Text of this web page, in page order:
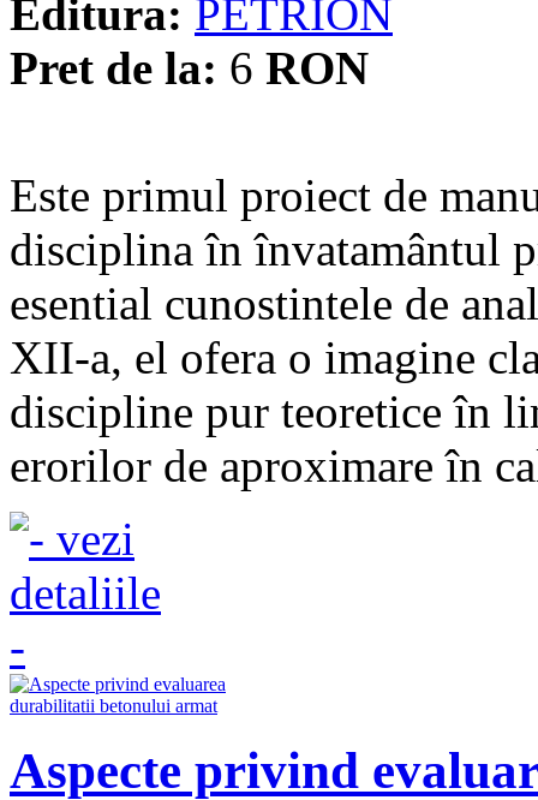
Editura: PETRION
Pret de la: 6 RON
Este primul proiect de
disciplina în învatamântul
esential cunostintele de
XII-a, el ofera o imagine
discipline pur teoretice în
erorilor de aproximare în
Aspecte privind